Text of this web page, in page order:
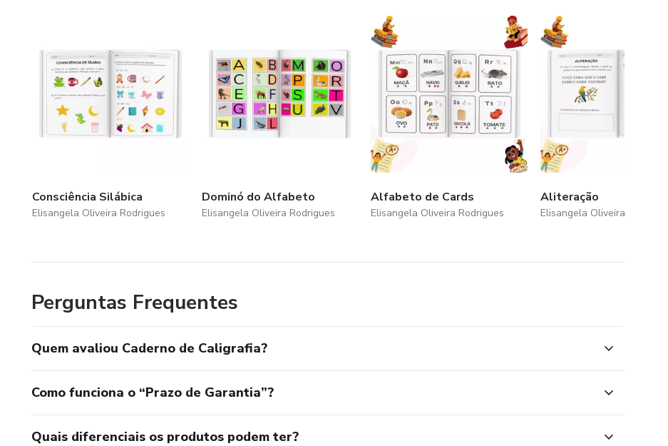
Consciência Silábica
Elisangela Oliveira Rodrigues
Dominó do Alfabeto
Elisangela Oliveira Rodrigues
Alfabeto de Cards
Elisangela Oliveira Rodrigues
Aliteração
Elisangela Oliveira Rodrigues
Perguntas Frequentes
Quem avaliou Caderno de Caligrafia?
Como funciona o “Prazo de Garantia”?
Quais diferenciais os produtos podem ter?